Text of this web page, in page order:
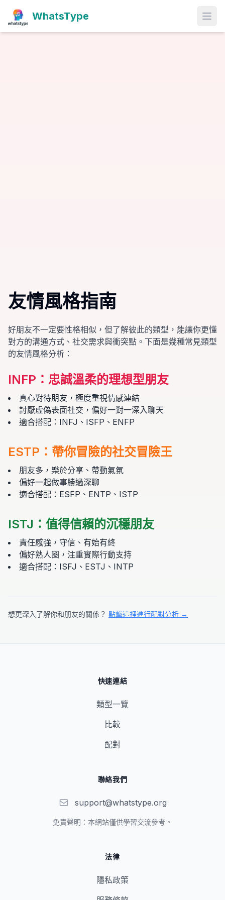
WhatsType
友情風格指南
好朋友不一定要性格相似，但了解彼此的類型，能讓你更懂
對方的溝通方式、社交需求與衝突點。下面是幾種常見類型
的友情風格分析：
INFP ： 忠誠溫柔的理想型朋友
真心對待朋友，極度重視情感連結
討厭虛偽表面社交，偏好一對一深入聊天
適合搭配：INFJ、ISFP、ENFP
ESTP ： 帶你冒險的社交冒險王
朋友多，樂於分享、帶動氣氛
偏好一起做事勝過深聊
適合搭配：ESFP、ENTP、ISTP
ISTJ ： 值得信賴的沉穩朋友
責任感強，守信、有始有終
偏好熟人圈，注重實際行動支持
適合搭配：ISFJ、ESTJ、INTP
想更深入了解你和朋友的關係？ 點擊這裡進行配對分析 →
快速連結
類型一覽
比較
配對
聯絡我們
support@whatstype.org
免責聲明：本網站僅供學習交流參考。
法律
隱私政策